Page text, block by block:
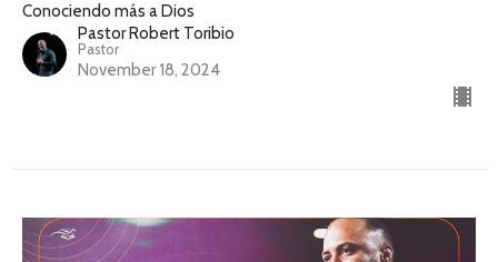
Conociendo más a Dios
Pastor Robert Toribio
Pastor
November 18, 2024